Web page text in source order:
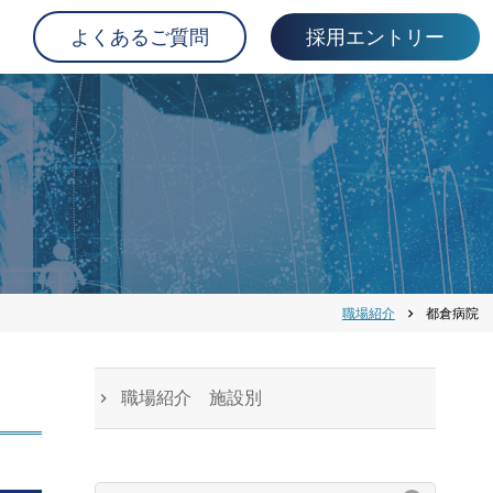
よくあるご質問 採用エントリー
職場紹介 chevron_right 都倉病院
職場紹介 施設別